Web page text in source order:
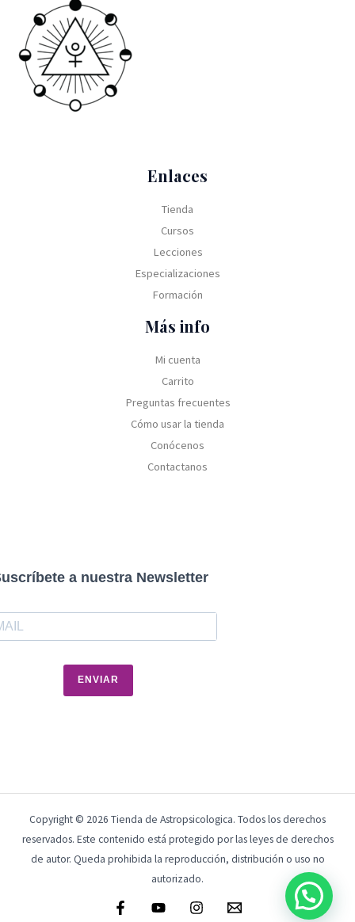
Enlaces
Tienda
Cursos
Lecciones
Especializaciones
Formación
Más info
Mi cuenta
Carrito
Preguntas frecuentes
Cómo usar la tienda
Conócenos
Contactanos
a nuestra Newsletter
ENVIAR
Copyright © 2026 Tienda de Astropsicologica. Todos los derechos
reservados. Este contenido está protegido por las leyes de derechos
de autor. Queda prohibida la reproducción, distribución o uso no
autorizado.